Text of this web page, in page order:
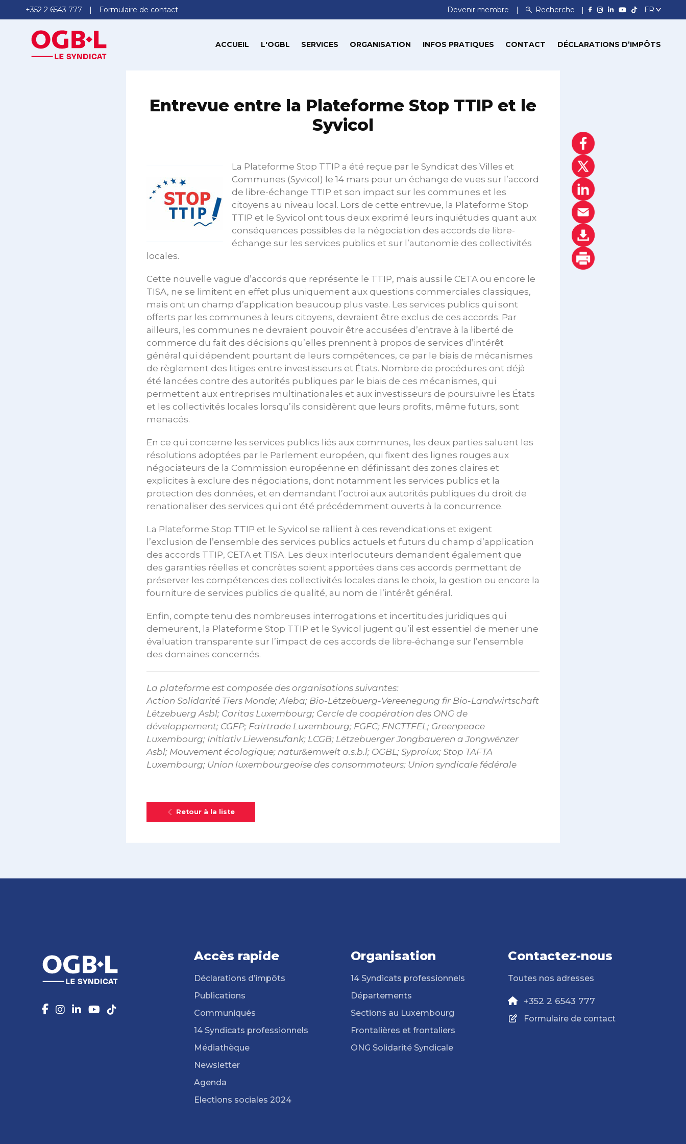
+352 2 6543 777 Formulaire de contact Devenir membre Recherche
ACCUEIL L'OGBL SERVICES ORGANISATION INFOS PRATIQUES CONTACT DÉCLARATIONS D’IMPÔTS
Entrevue entre la Plateforme Stop TTIP et le
Syvicol
La Plateforme Stop TTIP a été reçue par le Syndicat des Villes et
Communes (Syvicol) le 14 mars pour un échange de vues sur l’accord
de libre-échange TTIP et son impact sur les communes et les
citoyens au niveau local. Lors de cette entrevue, la Plateforme Stop
TTIP et le Syvicol ont tous deux exprimé leurs inquiétudes quant aux
conséquences possibles de la négociation des accords de libre-
échange sur les services publics et sur l’autonomie des collectivités
locales.
Cette nouvelle vague d’accords que représente le TTIP, mais aussi le CETA ou encore le
TISA, ne se limitent en effet plus uniquement aux questions commerciales classiques,
mais ont un champ d’application beaucoup plus vaste. Les services publics qui sont
offerts par les communes à leurs citoyens, devraient être exclus de ces accords. Par
ailleurs, les communes ne devraient pouvoir être accusées d’entrave à la liberté de
commerce du fait des décisions qu’elles prennent à propos de services d’intérêt
général qui dépendent pourtant de leurs compétences, ce par le biais de mécanismes
de règlement des litiges entre investisseurs et États. Nombre de procédures ont déjà
été lancées contre des autorités publiques par le biais de ces mécanismes, qui
permettent aux entreprises multinationales et aux investisseurs de poursuivre les États
et les collectivités locales lorsqu’ils considèrent que leurs profits, même futurs, sont
menacés.
En ce qui concerne les services publics liés aux communes, les deux parties saluent les
résolutions adoptées par le Parlement européen, qui fixent des lignes rouges aux
négociateurs de la Commission européenne en définissant des zones claires et
explicites à exclure des négociations, dont notamment les services publics et la
protection des données, et en demandant l’octroi aux autorités publiques du droit de
renationaliser des services qui ont été précédemment ouverts à la concurrence.
La Plateforme Stop TTIP et le Syvicol se rallient à ces revendications et exigent
l’exclusion de l’ensemble des services publics actuels et futurs du champ d’application
des accords TTIP, CETA et TISA. Les deux interlocuteurs demandent également que
des garanties réelles et concrètes soient apportées dans ces accords permettant de
préserver les compétences des collectivités locales dans le choix, la gestion ou encore la
fourniture de services publics de qualité, au nom de l’intérêt général.
Enfin, compte tenu des nombreuses interrogations et incertitudes juridiques qui
demeurent, la Plateforme Stop TTIP et le Syvicol jugent qu’il est essentiel de mener une
évaluation transparente sur l’impact de ces accords de libre-échange sur l’ensemble
des domaines concernés.
La plateforme est composée des organisations suivantes:
Action Solidarité Tiers Monde; Aleba; Bio-Lëtzebuerg-Vereenegung fir Bio-Landwirtschaft
Lëtzebuerg Asbl; Caritas Luxembourg; Cercle de coopération des ONG de
développement; CGFP; Fairtrade Luxembourg; FGFC; FNCTTFEL; Greenpeace
Luxembourg; Initiativ Liewensufank; LCGB; Lëtzebuerger Jongbaueren a Jongwënzer
Asbl; Mouvement écologique; natur&ëmwelt a.s.b.l; OGBL; Syprolux; Stop TAFTA
Luxembourg; Union luxembourgeoise des consommateurs; Union syndicale fédérale
Retour à la liste
Accès rapide
Déclarations d’impôts
Publications
Communiqués
14 Syndicats professionnels
Médiathèque
Newsletter
Agenda
Elections sociales 2024
Organisation
14 Syndicats professionnels
Départements
Sections au Luxembourg
Frontalières et frontaliers
ONG Solidarité Syndicale
Contactez-nous
Toutes nos adresses
+352 2 6543 777
Formulaire de contact